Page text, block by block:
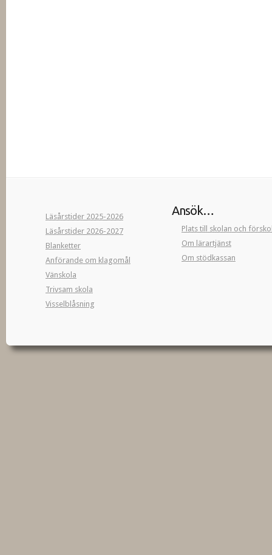
Läsårstider 2025-2026
Läsårstider 2026-2027
Blanketter
Anförande om klagomål
Vänskola
Trivsam skola
Visselblåsning
Ansök…
Plats till skolan och
Om lärartjänst
Om stödkassan